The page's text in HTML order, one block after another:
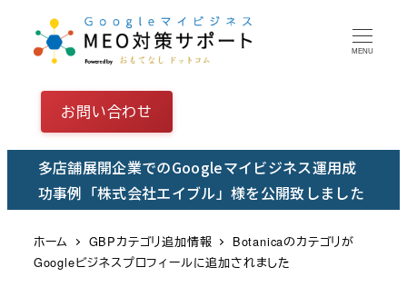
テ
MENU
お問い合わせ
多店舗展開企業でのGoogleマイビジネス運用成
功事例「株式会社エイブル」様を公開致しました
ホーム GBPカテゴリ追加情報
Botanicaのカテゴリが
Googleビジネスプロフィールに追加されました